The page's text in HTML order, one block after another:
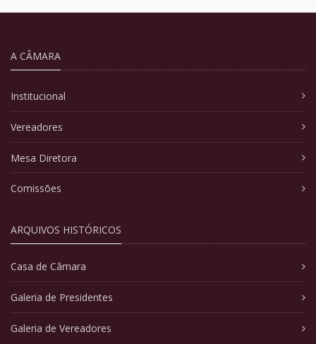
A CÂMARA
Institucional
Vereadores
Mesa Diretora
Comissões
ARQUIVOS HISTÓRICOS
Casa de Câmara
Galeria de Presidentes
Galeria de Vereadores